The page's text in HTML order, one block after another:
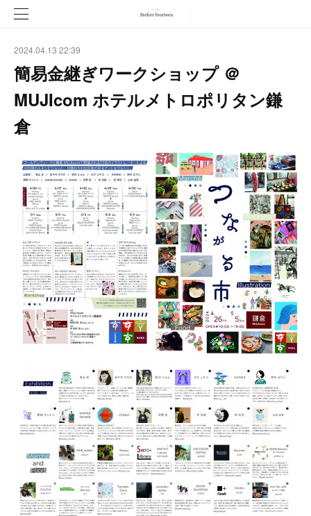
2024.04.13 22:39
簡易金継ぎワークショップ ＠
MUJIcom ホテルメトロポリタン鎌
倉